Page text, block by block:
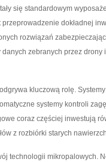
się standardowym
dokładnej
rozwiązań
zebranych przez
kluczową rolę.
systemy kontroli
coraz częściej inwestują
z rozbiórki starych
technologii mikropalowych.